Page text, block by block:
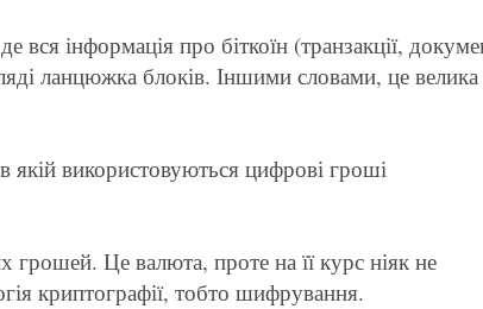
вся інформація про біткоїн (транзакції,
ланцюжка блоків. Іншими словами, це велика
якій використовуються цифрові гроші
грошей. Це валюта, проте на її курс ніяк не
криптографії, тобто шифрування.